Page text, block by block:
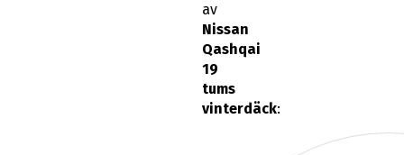
av
Nissan
Qashqai
19
tums
vinterdäck: